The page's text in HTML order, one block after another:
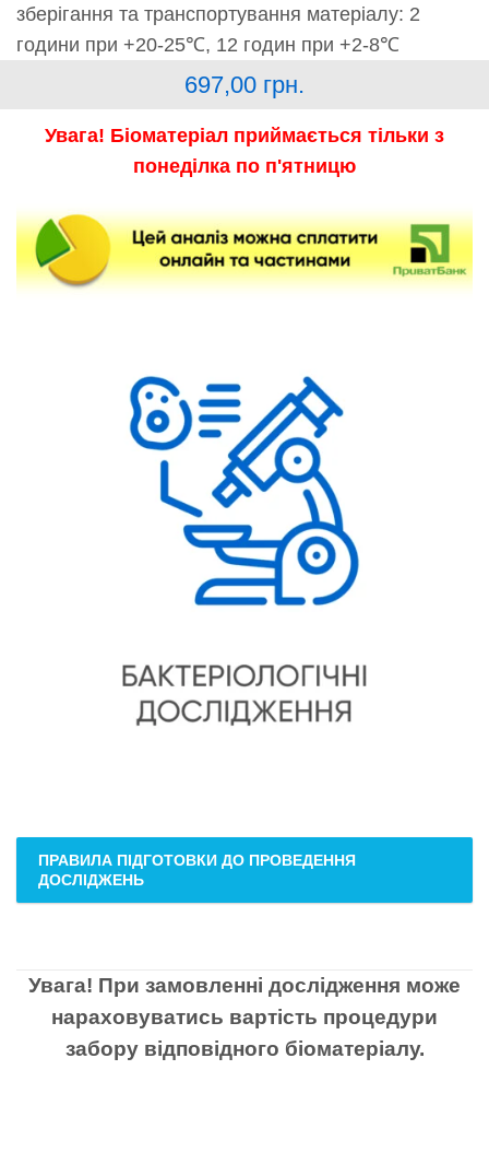
зберігання та транспортування матеріалу: 2
години при +20-25℃, 12 годин при +2-8℃
697,00 грн.
Увага! Біоматеріал приймається тільки з
понеділка по п'ятницю
ПРАВИЛА ПІДГОТОВКИ ДО ПРОВЕДЕННЯ
ДОСЛІДЖЕНЬ
Увага! При замовленні дослідження може
нараховуватись вартість процедури
забору відповідного біоматеріалу.